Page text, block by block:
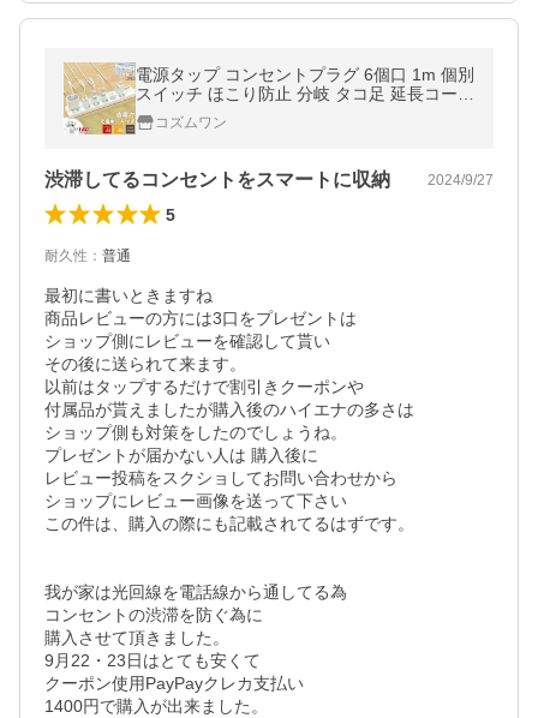
電源タップ コンセントプラグ 6個口 1m 個別
スイッチ ほこり防止 分岐 タコ足 延長コード
ゲーブル アダプター対応 スイングプラグ 回
転 節電
コズムワン
渋滞してるコンセントをスマートに収納 2024/9/27
5
耐久性 ： 普通
最初に書いときますね
商品レビューの方には3口をプレゼントは
ショップ側にレビューを確認して貰い
その後に送られて来ます。
以前はタップするだけで割引きクーポンや
付属品が貰えましたが購入後のハイエナの多さは
ショップ側も対策をしたのでしょうね。
プレゼントが届かない人は 購入後に
レビュー投稿をスクショしてお問い合わせから
ショップにレビュー画像を送って下さい
この件は、購入の際にも記載されてるはずです。
我が家は光回線を電話線から通してる為
コンセントの渋滞を防ぐ為に
購入させて頂きました。
9月22・23日はとても安くて
クーポン使用PayPayクレカ支払い
1400円で購入が出来ました。